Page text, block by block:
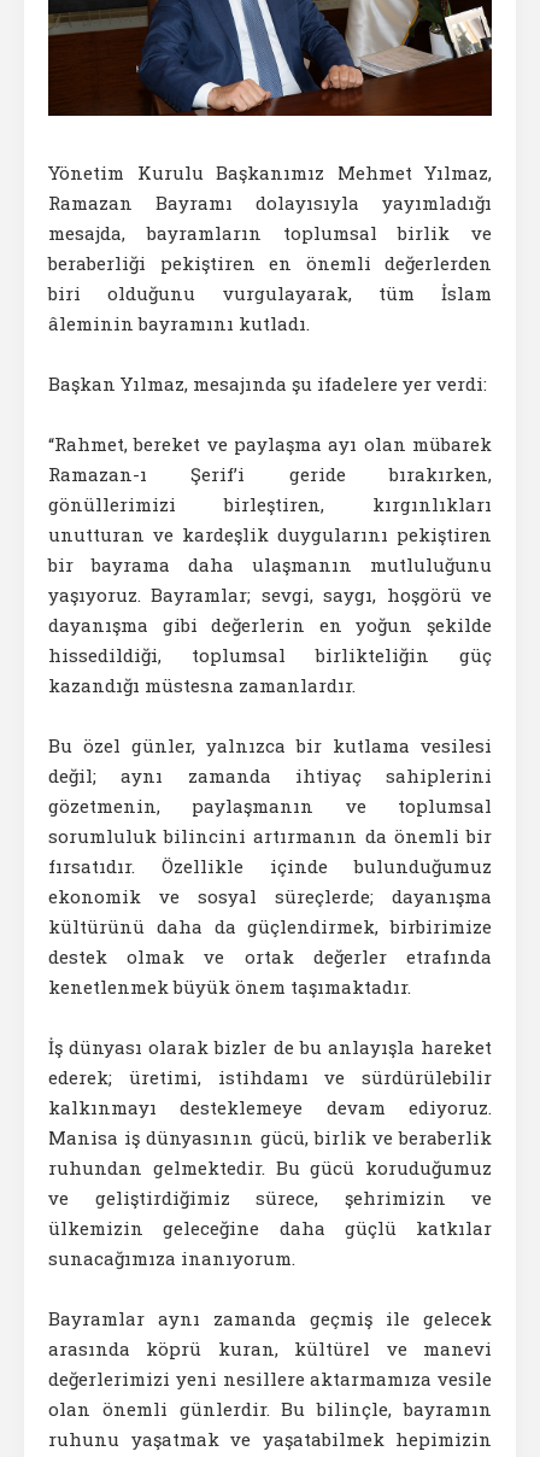
Yönetim Kurulu Başkanımız Mehmet Yılmaz,
Ramazan Bayramı dolayısıyla yayımladığı
mesajda, bayramların toplumsal birlik ve
beraberliği pekiştiren en önemli değerlerden
biri olduğunu vurgulayarak, tüm İslam
âleminin bayramını kutladı.
Başkan Yılmaz, mesajında şu ifadelere yer verdi:
“Rahmet, bereket ve paylaşma ayı olan mübarek
Ramazan-ı Şerif’i geride bırakırken,
gönüllerimizi birleştiren, kırgınlıkları
unutturan ve kardeşlik duygularını pekiştiren
bir bayrama daha ulaşmanın mutluluğunu
yaşıyoruz. Bayramlar; sevgi, saygı, hoşgörü ve
dayanışma gibi değerlerin en yoğun şekilde
hissedildiği, toplumsal birlikteliğin güç
kazandığı müstesna zamanlardır.
Bu özel günler, yalnızca bir kutlama vesilesi
değil; aynı zamanda ihtiyaç sahiplerini
gözetmenin, paylaşmanın ve toplumsal
sorumluluk bilincini artırmanın da önemli bir
fırsatıdır. Özellikle içinde bulunduğumuz
ekonomik ve sosyal süreçlerde; dayanışma
kültürünü daha da güçlendirmek, birbirimize
destek olmak ve ortak değerler etrafında
kenetlenmek büyük önem taşımaktadır.
İş dünyası olarak bizler de bu anlayışla hareket
ederek; üretimi, istihdamı ve sürdürülebilir
kalkınmayı desteklemeye devam ediyoruz.
Manisa iş dünyasının gücü, birlik ve beraberlik
ruhundan gelmektedir. Bu gücü koruduğumuz
ve geliştirdiğimiz sürece, şehrimizin ve
ülkemizin geleceğine daha güçlü katkılar
sunacağımıza inanıyorum.
Bayramlar aynı zamanda geçmiş ile gelecek
arasında köprü kuran, kültürel ve manevi
değerlerimizi yeni nesillere aktarmamıza vesile
olan önemli günlerdir. Bu bilinçle, bayramın
ruhunu yaşatmak ve yaşatabilmek hepimizin